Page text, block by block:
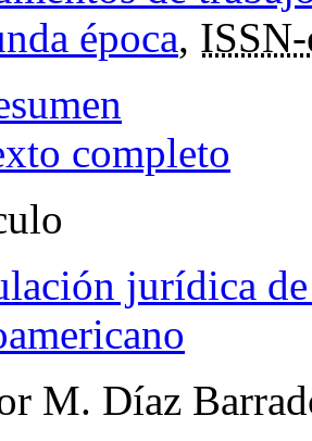
época,
completo
jurídica
M. Díaz